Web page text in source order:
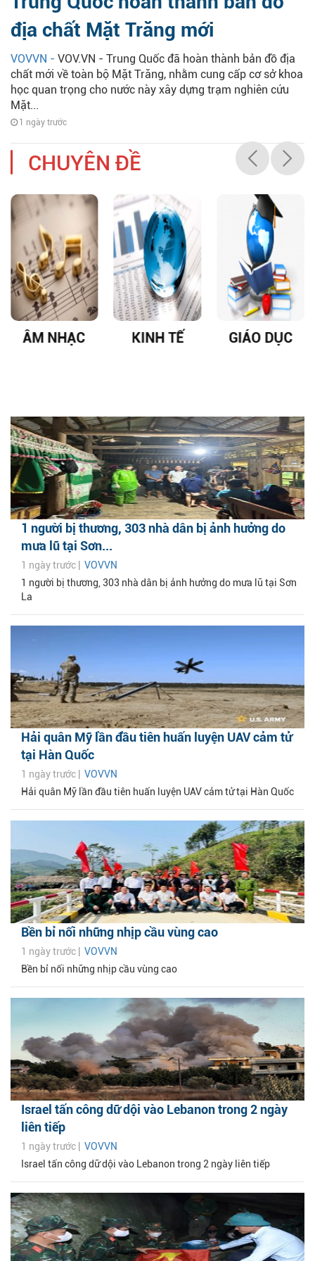
địa chất Mặt Trăng mới
VOVVN - VOV.VN - Trung Quốc đã hoàn thành bản đồ địa
chất mới về toàn bộ Mặt Trăng, nhằm cung cấp cơ sở khoa
học quan trọng cho nước này xây dựng trạm nghiên cứu
Mặt...
1 ngày trước
CHUYÊN ĐỀ
ÂM NHẠC KINH TẾ GIÁO DỤC
1 người bị thương, 303 nhà dân bị ảnh hưởng do
mưa lũ tại Sơn...
1 ngày trước | VOVVN
1 người bị thương, 303 nhà dân bị ảnh hưởng do mưa lũ tại Sơn
La
Hải quân Mỹ lần đầu tiên huấn luyện UAV cảm tử
tại Hàn Quốc
1 ngày trước | VOVVN
Hải quân Mỹ lần đầu tiên huấn luyện UAV cảm tử tại Hàn Quốc
Bền bỉ nối những nhịp cầu vùng cao
1 ngày trước | VOVVN
Bền bỉ nối những nhịp cầu vùng cao
Israel tấn công dữ dội vào Lebanon trong 2 ngày
liên tiếp
1 ngày trước | VOVVN
Israel tấn công dữ dội vào Lebanon trong 2 ngày liên tiếp